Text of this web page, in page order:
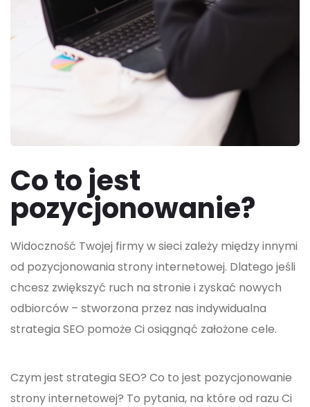
Co to jest
pozycjonowanie?
Widoczność Twojej firmy w sieci zależy między innymi
od pozycjonowania strony internetowej. Dlatego jeśli
chcesz zwiększyć ruch na stronie i zyskać nowych
odbiorców – stworzona przez nas indywidualna
strategia SEO pomoże Ci osiągnąć założone cele.
Czym jest strategia SEO? Co to jest pozycjonowanie
strony internetowej? To pytania, na które od razu Ci